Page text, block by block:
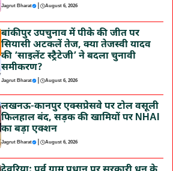
Jagrut Bharat | August 6, 2026
बांकीपुर उपचुनाव में पीके की जीत पर
सियासी अटकलें तेज, क्या तेजस्वी यादव
की ‘साइलेंट स्ट्रैटेजी’ ने बदला चुनावी
समीकरण?
Jagrut Bharat | August 6, 2026
लखनऊ-कानपुर एक्सप्रेसवे पर टोल वसूली
फिलहाल बंद, सड़क की खामियों पर NHAI
का बड़ा एक्शन
Jagrut Bharat | August 6, 2026